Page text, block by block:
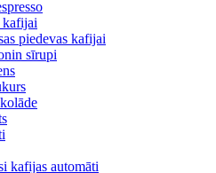
kafijai
piedevas kafijai
sīrupi
kafijas automāti